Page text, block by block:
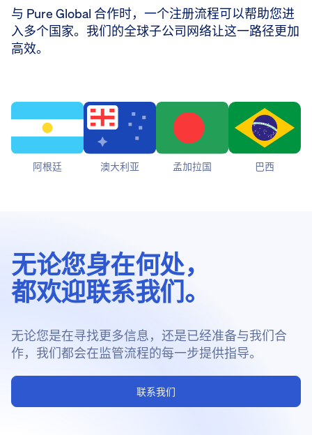
与 Pure Global 合作时，一个注册流程可以帮助您进
入多个国家。我们的全球子公司网络让这一路径更加
高效。
阿根廷 澳大利亚 孟加拉国 巴西
无论您身在何处，
都欢迎联系我们。
无论您是在寻找更多信息，还是已经准备与我们合
作，我们都会在监管流程的每一步提供指导。
联系我们